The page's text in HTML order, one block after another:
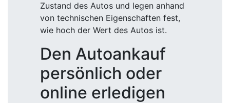
Zustand des Autos und legen anhand
von technischen Eigenschaften fest,
wie hoch der Wert des Autos ist.
Den Autoankauf
persönlich oder
online erledigen